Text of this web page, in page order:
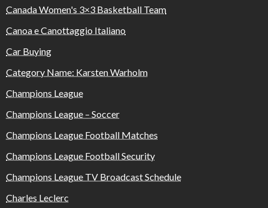
Canada Women's 3×3 Basketball Team
Canoa e Canottaggio Italiano
Car Buying
Category Name: Karsten Warholm
Champions League
Champions League – Soccer
Champions League Football Matches
Champions League Football Security
Champions League TV Broadcast Schedule
Charles Leclerc